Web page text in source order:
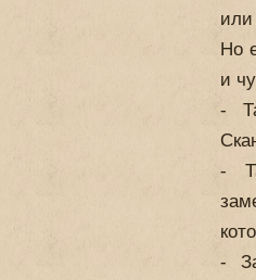
Но
и
-
-
-